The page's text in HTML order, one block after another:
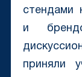
стендами
и
приняли